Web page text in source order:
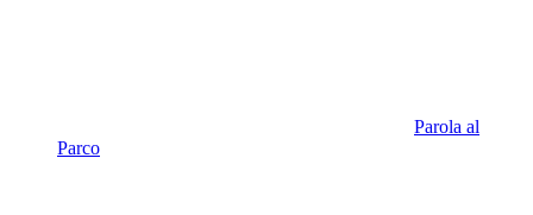
Parola al
Parco